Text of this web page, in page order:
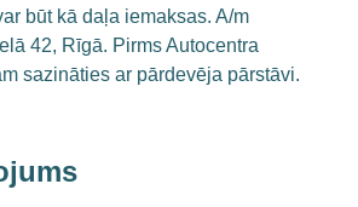
būt kā daļa iemaksas. A/m
42, Rīgā. Pirms Autocentra
sazināties ar pārdevēja pārstāvi.